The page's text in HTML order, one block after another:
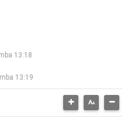
13:18
13:19